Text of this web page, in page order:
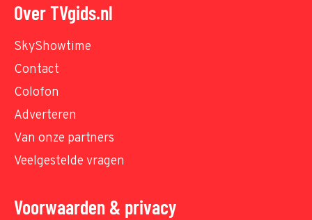
Over TVgids.nl
SkyShowtime
Contact
Colofon
Adverteren
Van onze partners
Veelgestelde vragen
Voorwaarden & privacy